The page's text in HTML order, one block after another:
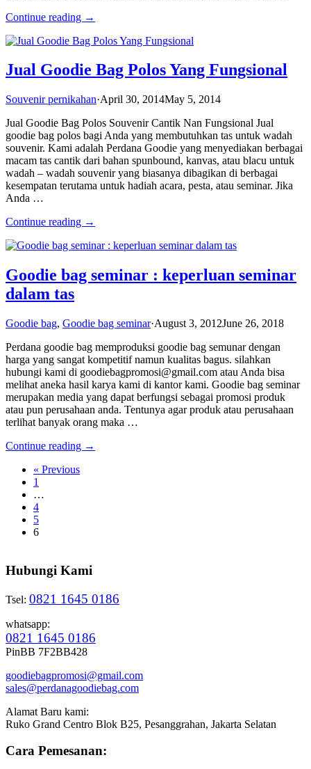
Continue reading →
Jual Goodie Bag Polos Yang Fungsional
Souvenir pernikahan·April 30, 2014May 5, 2014
Jual Goodie Bag Polos Souvenir Cantik Nan Fungsional Jual
goodie bag polos bagi Anda yang membutuhkan tas untuk wadah
souvenir. Kami adalah Perdana Goodie yang menyediakan berbagai
macam tas cantik dari bahan spunbound, kanvas, atau blacu untuk
wadah – wadah souvenir yang biasanya dibagikan di berbagai
kesempatan terutama untuk hadiah acara, pesta, atau seminar. Jika
Anda …
Continue reading →
Goodie bag seminar : keperluan seminar
dalam tas
Goodie bag, Goodie bag seminar·August 3, 2012June 26, 2018
Perdana goodie bag memproduksi goodie bag semunar dengan
harga yang sangat kompetitif namun kualitas bagus. silahkan
hubungi kami di goodiebagpromosi@gmail.com atau Anda bisa
melihat aneka hasil karya kami di kantor kami. Goodie bag seminar
merupakan media yang dapat berfungsi sebagai promosi produk
atau pun perusahaan anda. Tentunya agar produk atau perusahaan
terlihat banyak orang maka …
Continue reading →
« Previous
1
…
4
5
6
Hubungi Kami
Tsel: 0821 1645 0186
whatsapp:
0821 1645 0186
PinBB 7F2BB428
goodiebagpromosi@gmail.com
sales@perdanagoodiebag.com
Alamat Baru kami:
Ruko Grand Centro Blok B25, Pesanggrahan, Jakarta Selatan
Cara Pemesanan: